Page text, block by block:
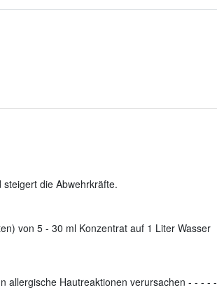
die Abwehrkräfte.
von 5 - 30 ml Konzentrat auf 1 Liter Wasser
allergische Hautreaktionen verursachen - - - - -